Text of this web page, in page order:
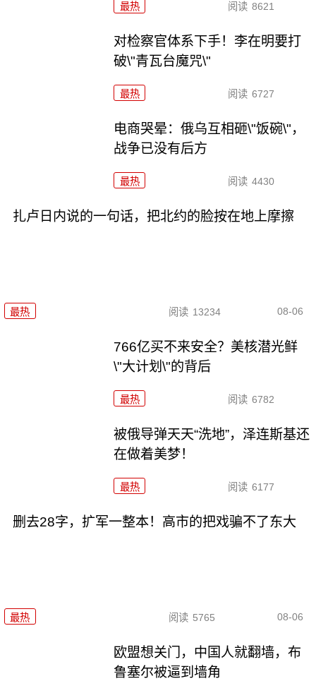
最热 阅读 8621
对检察官体系下手！李在明要打
破\"青瓦台魔咒\"
最热 阅读 6727
电商哭晕：俄乌互相砸\"饭碗\"，
战争已没有后方
最热 阅读 4430
扎卢日内说的一句话，把北约的脸按在地上摩擦
最热 阅读 13234 08-06
766亿买不来安全？美核潜光鲜
\"大计划\"的背后
最热 阅读 6782
被俄导弹天天“洗地”，泽连斯基还
在做着美梦！
最热 阅读 6177
删去28字，扩军一整本！高市的把戏骗不了东大
最热 阅读 5765 08-06
欧盟想关门，中国人就翻墙，布
鲁塞尔被逼到墙角